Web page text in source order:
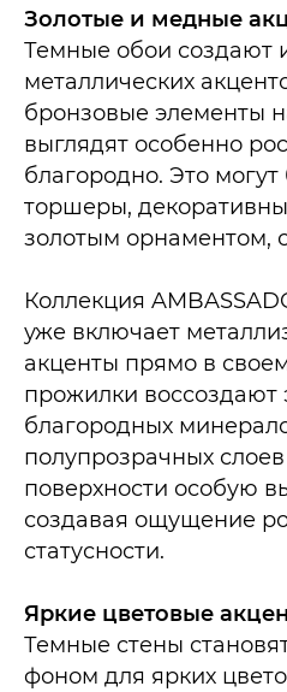
Золотые и медные
Темные обои создают
металлических
бронзовые элементы
выглядят особенно
благородно. Это
торшеры,
золотым орнаментом,
Коллекция
уже включает
акценты прямо в
прожилки воссоздают
благородных
полупрозрачных
поверхности особую
создавая ощущение
статусности.​
Яркие цветовые
Темные стены
фоном для ярких